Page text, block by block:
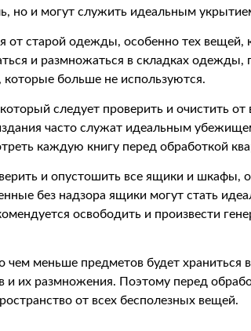
но и могут служить идеальным
от старой одежды, особенно тех вещей,
и размножаться в складках одежды,
больше не используются.
следует проверить и очистить
часто служат идеальным
каждую книгу перед обработкой
и опустошить все ящики и шкафы,
без надзора ящики могут стать
освободить и произвести
чем меньше предметов будет храниться
и их размножения. Поэтому перед
от всех бесполезных вещей.